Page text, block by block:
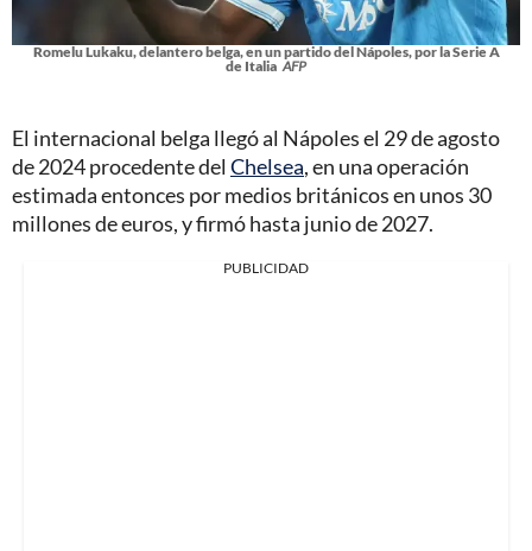
Romelu Lukaku, delantero belga, en un partido del Nápoles, por la Serie A
de Italia AFP
El internacional belga llegó al Nápoles el 29 de agosto
de 2024 procedente del Chelsea, en una operación
estimada entonces por medios británicos en unos 30
millones de euros, y firmó hasta junio de 2027.
PUBLICIDAD